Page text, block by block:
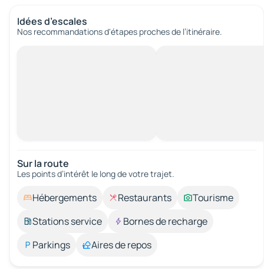
Idées d’escales
Nos recommandations d'étapes proches de l’itinéraire.
Sur la route
Les points d’intérêt le long de votre trajet.
Hébergements Restaurants
Tourisme
Stations service
Bornes de recharge
Parkings
Aires de repos